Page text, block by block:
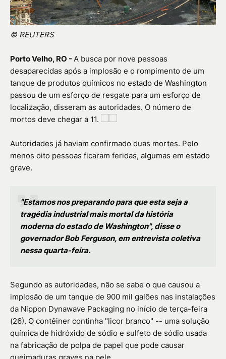
© REUTERS
Porto Velho, RO - A busca por nove pessoas
desaparecidas após a implosão e o rompimento de um
tanque de produtos químicos no estado de Washington
passou de um esforço de resgate para um esforço de
localização, disseram as autoridades. O número de
mortos deve chegar a 11.
Autoridades já haviam confirmado duas mortes. Pelo
menos oito pessoas ficaram feridas, algumas em estado
grave.
"Estamos nos preparando para que esta seja a
tragédia industrial mais mortal da história
moderna do estado de Washington", disse o
governador Bob Ferguson, em entrevista coletiva
nessa quarta-feira.
Segundo as autoridades, não se sabe o que causou a
implosão de um tanque de 900 mil galões nas instalações
da Nippon Dynawave Packaging no início de terça-feira
(26). O contêiner continha "licor branco" -- uma solução
química de hidróxido de sódio e sulfeto de sódio usada
na fabricação de polpa de papel que pode causar